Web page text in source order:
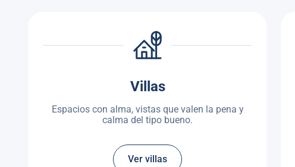
Villas
Espacios con alma, vistas que valen la pena y
calma del tipo bueno.
Ver villas